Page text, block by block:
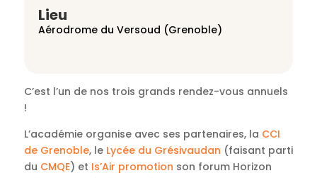
Lieu
Aérodrome du Versoud (Grenoble)
C’est l’un de nos trois grands rendez-vous annuels
!
L’académie organise avec ses partenaires, la CCI
de Grenoble, le Lycée du Grésivaudan (faisant parti
du CMQE) et Is’Air promotion son forum Horizon